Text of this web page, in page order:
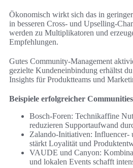
Ökonomisch wirkt sich das in
in besseren Cross- und Upselling-
werden zu Multiplikatoren und
Empfehlungen.
Gutes Community-Management
gezielte Kundeneinbindung erhältst
Insights für Produktteams und
Beispiele erfolgreicher
Bosch-Foren: Technikaffine
reduzieren Supportaufwand
Zalando-Initiativen: Influencer-
stärkt Loyalität und
VAUDE und Canyon:
und lokalen Events schafft